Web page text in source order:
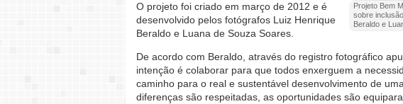
Projeto Bem
sobre
Beraldo e
O projeto foi criado em março de 2012 e é
desenvolvido pelos fotógrafos Luiz Henrique
Beraldo e Luana de Souza Soares.
De acordo com Beraldo, através do registro fotográfico
intenção é colaborar para que todos enxerguem a
caminho para o real e sustentável desenvolvimento de
diferenças são respeitadas, as oportunidades são